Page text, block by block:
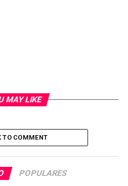
MAY LIKE
TO COMMENT
POPULARES